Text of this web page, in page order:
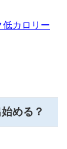
カロリー
める？